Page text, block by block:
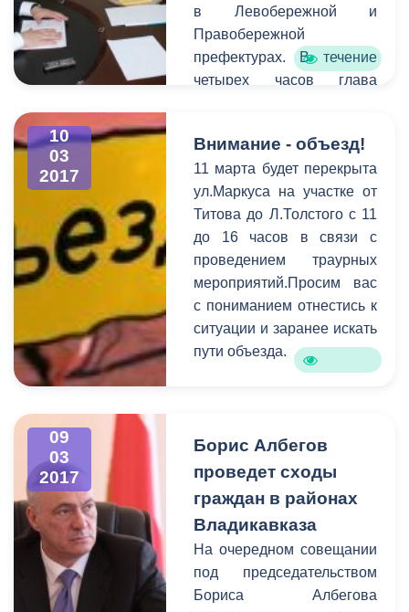
профессиональных
образовательных
учреждений. Сегодня в
актовом зале
и призеров конкурса.
в Левобережной и
Правобережной
префектурах. В течение
четырех часов глава
Для более детального
выяснения проблем, с
которыми пришли
горожане, к разговору
были приглашены
руководители структурных
подразделений АМС.
Самыми актуальными в
ходе приема стали
коммунальные и
жилищные проблемы,
начинающих
предпринимателей, а
также благоустройство
10
03
2017
Внимание - объезд!
11 марта будет перекрыта
ул.Маркуса на участке от
Титова до Л.Толстого с 11
до 16 часов в связи с
проведением траурных
мероприятий.Просим вас
с пониманием отнестись к
ситуации и заранее искать
пути объезда.
09
03
2017
Борис Албегов
проведет сходы
граждан в районах
Владикавказа
На очередном совещании
под председательством
Бориса Албегова